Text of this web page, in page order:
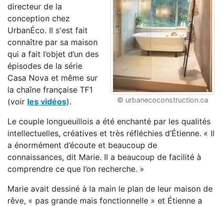
© urbanecoconstruction.ca
directeur de la
conception chez
UrbanÉco. Il s'est fait
connaître par sa maison
qui a fait l’objet d’un des
épisodes de la série
Casa Nova et même sur
la chaîne française TF1
(voir les vidéos).
Le couple longueuillois a été enchanté par les qualités
intellectuelles, créatives et très réfléchies d’Étienne. « Il
a énormément d’écoute et beaucoup de
connaissances, dit Marie. Il a beaucoup de facilité à
comprendre ce que l’on recherche. »
Marie avait dessiné à la main le plan de leur maison de
rêve, « pas grande mais fonctionnelle » et Étienne a